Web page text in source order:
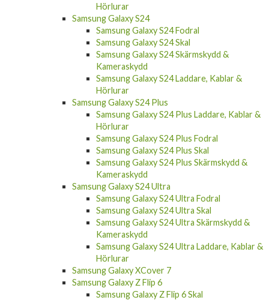
Hörlurar
Samsung Galaxy S24
Samsung Galaxy S24 Fodral
Samsung Galaxy S24 Skal
Samsung Galaxy S24 Skärmskydd &
Kameraskydd
Samsung Galaxy S24 Laddare, Kablar &
Hörlurar
Samsung Galaxy S24 Plus
Samsung Galaxy S24 Plus Laddare, Kablar &
Hörlurar
Samsung Galaxy S24 Plus Fodral
Samsung Galaxy S24 Plus Skal
Samsung Galaxy S24 Plus Skärmskydd &
Kameraskydd
Samsung Galaxy S24 Ultra
Samsung Galaxy S24 Ultra Fodral
Samsung Galaxy S24 Ultra Skal
Samsung Galaxy S24 Ultra Skärmskydd &
Kameraskydd
Samsung Galaxy S24 Ultra Laddare, Kablar &
Hörlurar
Samsung Galaxy XCover 7
Samsung Galaxy Z Flip 6
Samsung Galaxy Z Flip 6 Skal